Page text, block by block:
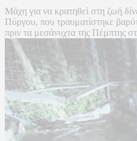
Μάχη για να κρατηθεί στη ζωή
Πύργου, που τραυματίστηκε
πριν τα μεσάνυχτα της Πέμπτης